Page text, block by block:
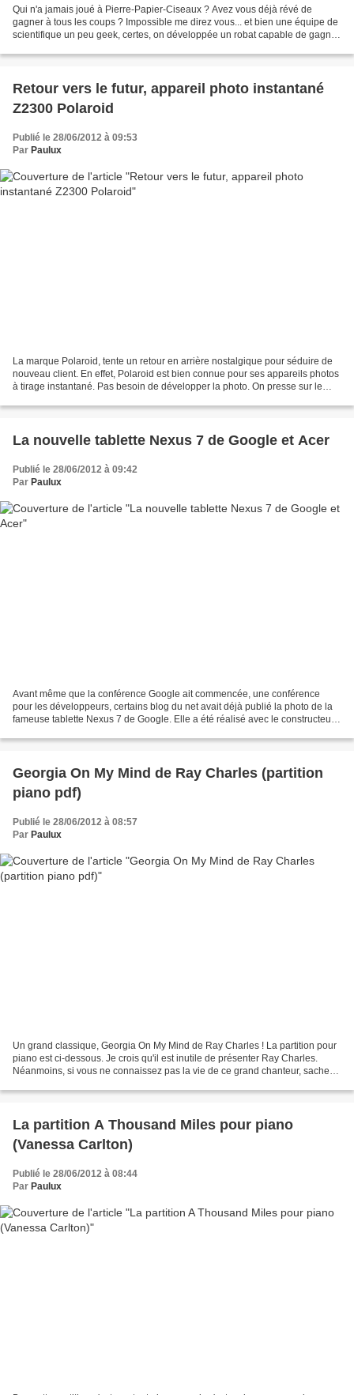
Qui n'a jamais joué à Pierre-Papier-Ciseaux ? Avez vous déjà révé de
gagner à tous les coups ? Impossible me direz vous... et bien une équipe de
scientifique un peu geek, certes, on développée un robat capable de gagner
Retour vers le futur, appareil photo instantané
Z2300 Polaroid
Publié le 28/06/2012 à 09:53
Par Paulux
La marque Polaroid, tente un retour en arrière nostalgique pour séduire de
nouveau client. En effet, Polaroid est bien connue pour ses appareils photos
à tirage instantané. Pas besoin de développer la photo. On presse sur le
La nouvelle tablette Nexus 7 de Google et Acer
Publié le 28/06/2012 à 09:42
Par Paulux
Avant même que la conférence Google ait commencée, une conférence
pour les développeurs, certains blog du net avait déjà publié la photo de la
fameuse tablette Nexus 7 de Google. Elle a été réalisé avec le constructeur
Georgia On My Mind de Ray Charles (partition
piano pdf)
Publié le 28/06/2012 à 08:57
Par Paulux
Un grand classique, Georgia On My Mind de Ray Charles ! La partition pour
piano est ci-dessous. Je crois qu'il est inutile de présenter Ray Charles.
Néanmoins, si vous ne connaissez pas la vie de ce grand chanteur, sachez
La partition A Thousand Miles pour piano
(Vanessa Carlton)
Publié le 28/06/2012 à 08:44
Par Paulux